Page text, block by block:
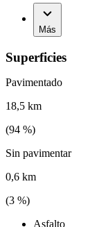
Más
Superficies
Pavimentado
18,5 km
(94 %)
Sin pavimentar
0,6 km
(3 %)
Asfalto